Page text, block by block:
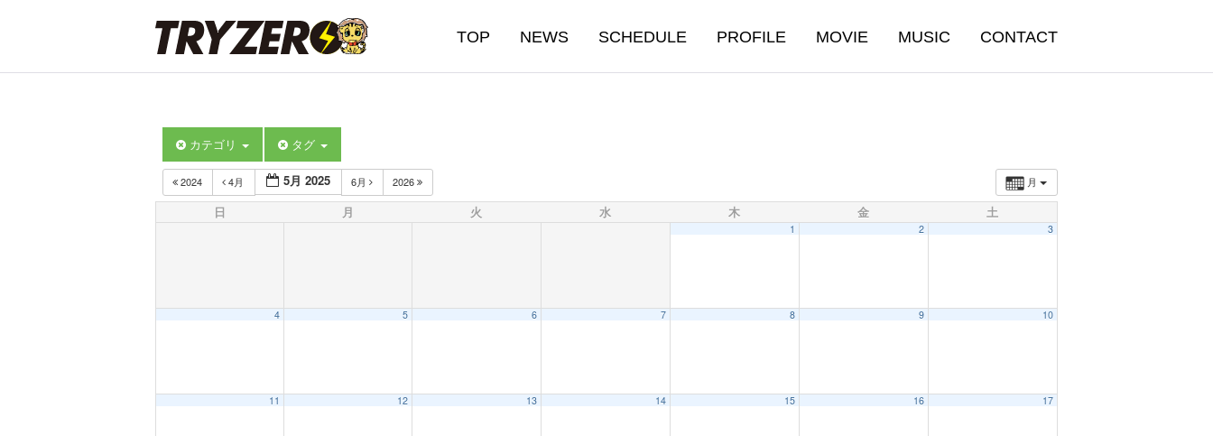
TOP NEWS SCHEDULE PROFILE MOVIE MUSIC CONTACT
カテゴリ タグ
月
2024 4月 5月 2025 6月 2026
日 月 火 水 木 金 土
1 2 3
4 5 6 7 8 9 10
11 12 13 14 15 16 17